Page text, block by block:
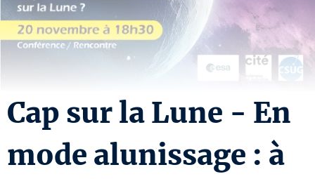
Cap sur la Lune - En
mode alunissage : à